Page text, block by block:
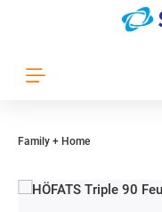
Zum Hauptinhalt springen
Family + Home